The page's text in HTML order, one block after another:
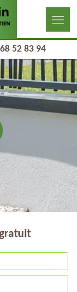
52 83 94